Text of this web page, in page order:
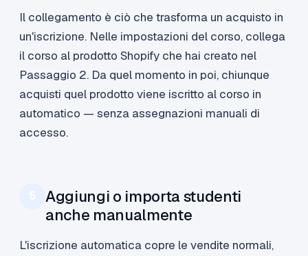
Il collegamento è ciò che trasforma un acquisto in
un'iscrizione. Nelle impostazioni del corso, collega
il corso al prodotto Shopify che hai creato nel
Passaggio 2. Da quel momento in poi, chiunque
acquisti quel prodotto viene iscritto al corso in
automatico — senza assegnazioni manuali di
accesso.
Aggiungi o importa studenti
anche manualmente
L'iscrizione automatica copre le vendite normali,